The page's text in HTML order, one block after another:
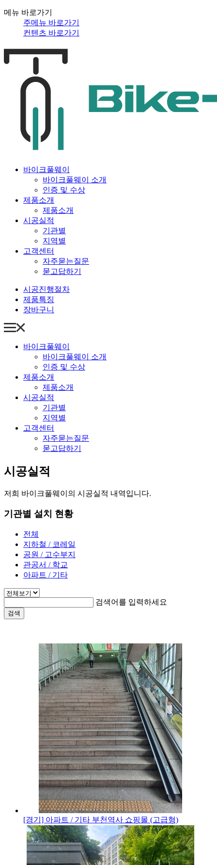
메뉴 바로가기
주메뉴 바로가기
컨텐츠 바로가기
바이크풀웨이
바이크풀웨이 소개
인증 및 수상
제품소개
제품소개
시공실적
기관별
지역별
고객센터
자주묻는질문
묻고답하기
시공진행절차
제품특징
장바구니
바이크풀웨이
바이크풀웨이 소개
인증 및 수상
제품소개
제품소개
시공실적
기관별
지역별
고객센터
자주묻는질문
묻고답하기
시공실적
저희 바이크풀웨이의 시공실적 내역입니다.
기관별 설치 현황
전체
지하철 / 코레일
공원 / 고수부지
관공서 / 학교
아파트 / 기타
검색어를 입력하세요
검색
[경기] 아파트 / 기타 부천역사 쇼핑몰 (고급형)